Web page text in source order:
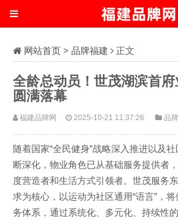
网站首页 > 品牌福建 正文
全龄总动员！世茂湖滨首
圆满落幕
福建品牌网 2025-10-21 11:37:26 品
随着国家“全民健身”战略深入推进以及
断深化，物业角色已从基础服务提供者
度营造者和生活方式引领者。世茂服务
求为核心，以运动为社区通用“语言”，
务体系，通过系统化、多元化、持续性